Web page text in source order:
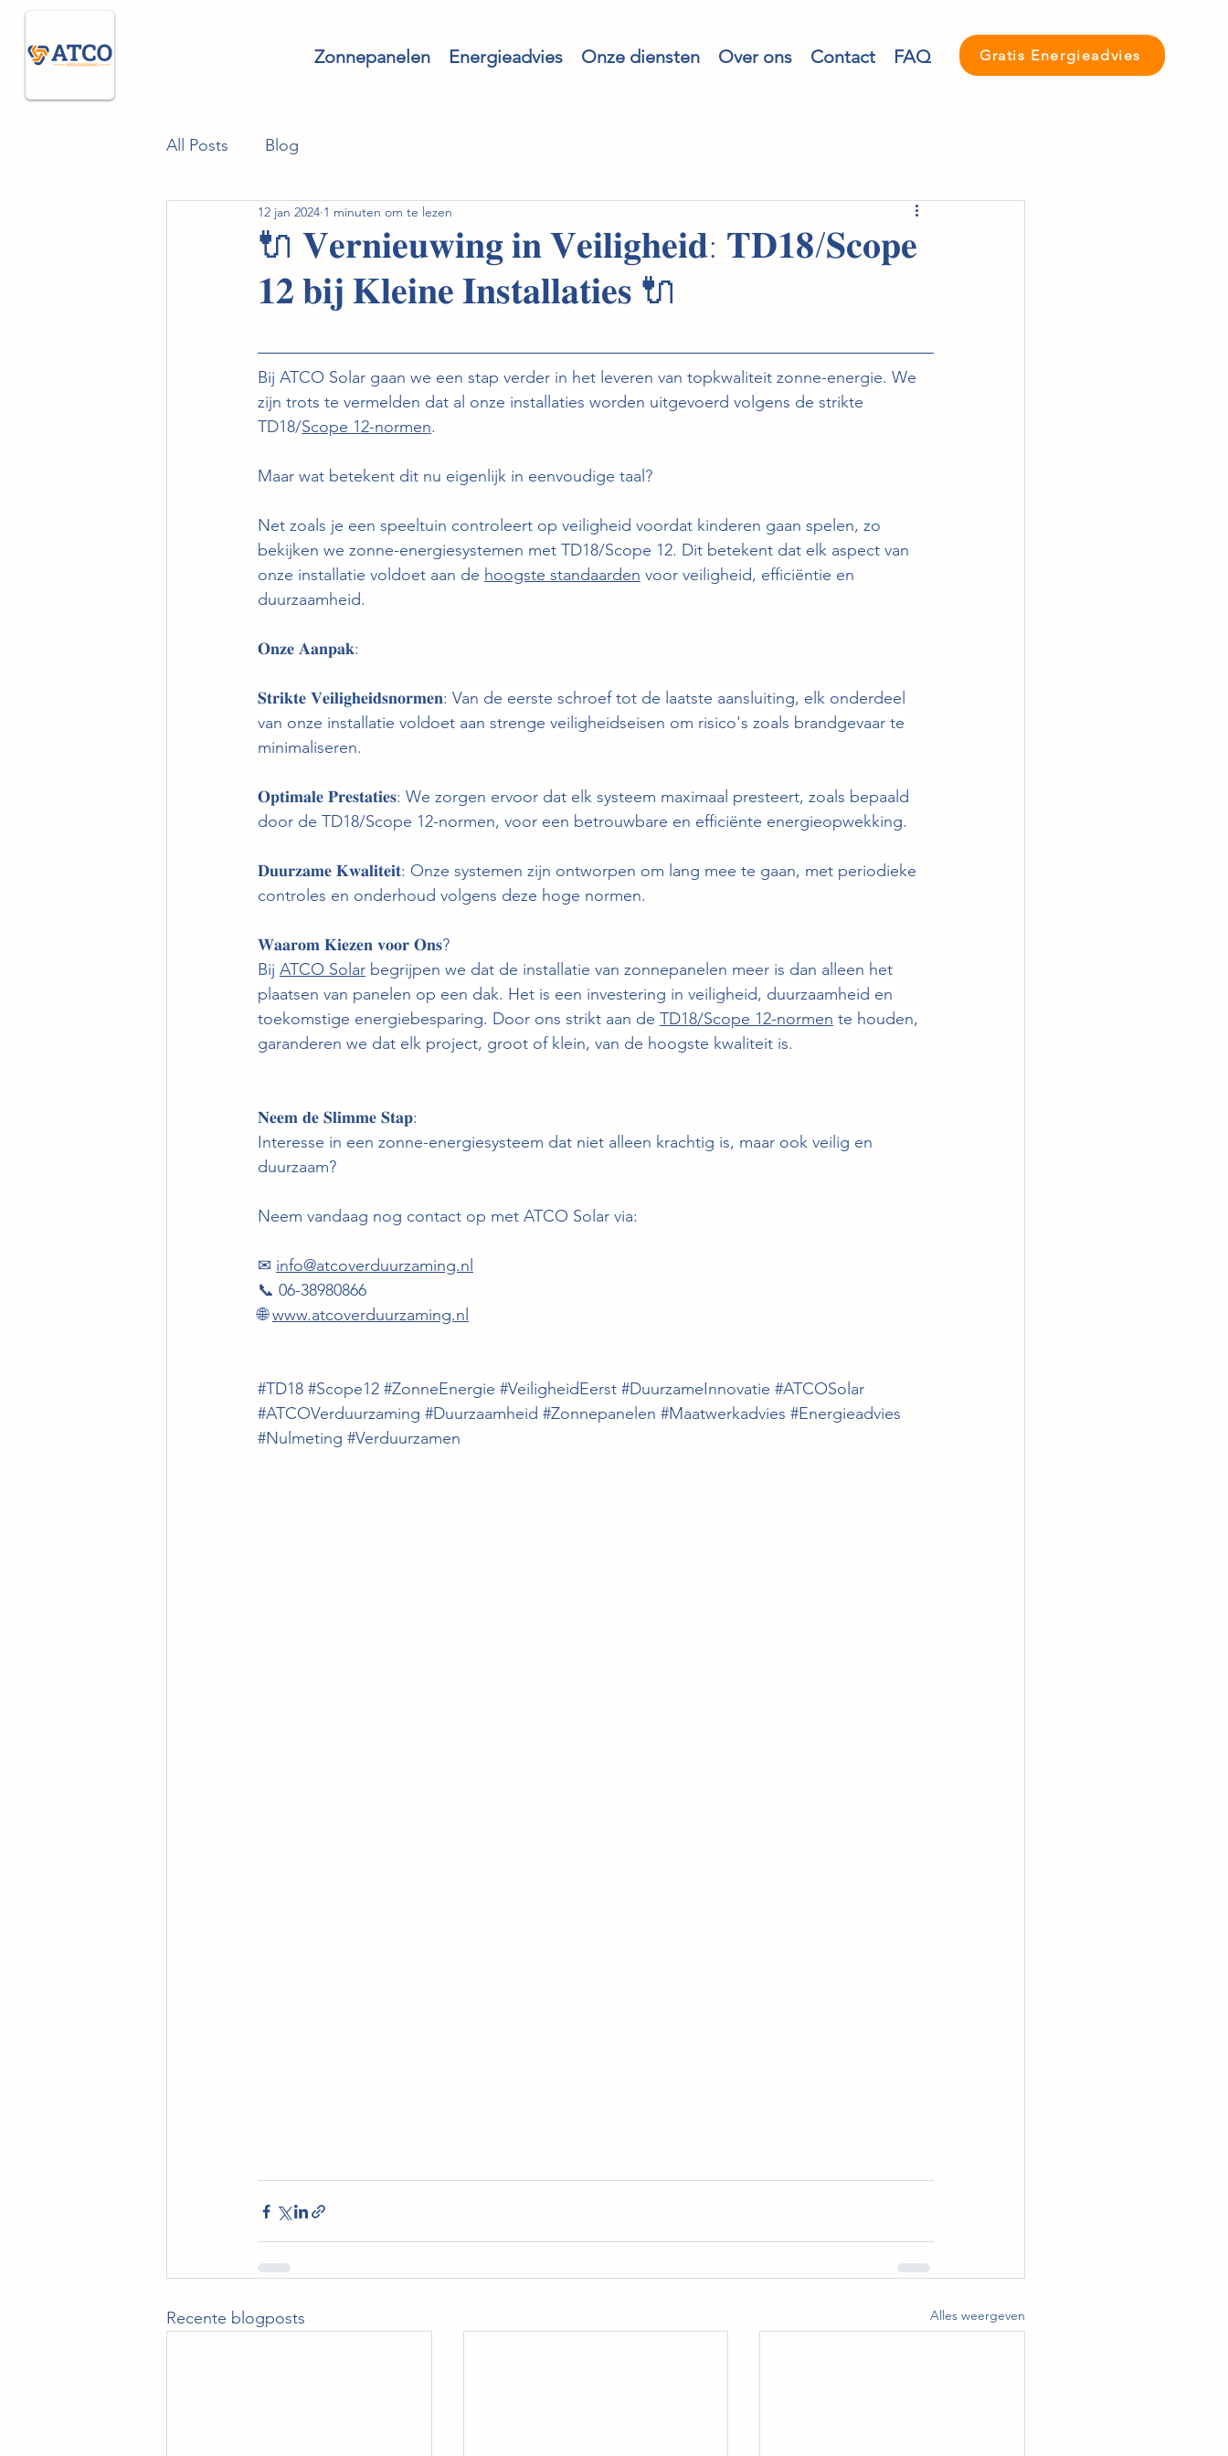
Zonnepanelen Energieadvies Onze diensten Over ons Contact FAQ Gratis Energieadvies
All Posts Blog
🔌 𝐕𝐞𝐫𝐧𝐢𝐞𝐮𝐰𝐢𝐧𝐠 𝐢𝐧 𝐕𝐞𝐢𝐥𝐢𝐠𝐡𝐞𝐢𝐝: 𝐓𝐃𝟏𝟖/𝐒𝐜𝐨𝐩𝐞
𝟏𝟐 𝐛𝐢𝐣 𝐊𝐥𝐞𝐢𝐧𝐞 𝐈𝐧𝐬𝐭𝐚𝐥𝐥𝐚𝐭𝐢𝐞𝐬 🔌
12 jan 2024 1 minuten om te lezen
Bij ATCO Solar gaan we een stap verder in het leveren van topkwaliteit zonne-energie. We
zijn trots te vermelden dat al onze installaties worden uitgevoerd volgens de strikte
TD18/Scope 12-normen.
Maar wat betekent dit nu eigenlijk in eenvoudige taal?
Net zoals je een speeltuin controleert op veiligheid voordat kinderen gaan spelen, zo
bekijken we zonne-energiesystemen met TD18/Scope 12. Dit betekent dat elk aspect van
onze installatie voldoet aan de hoogste standaarden voor veiligheid, efficiëntie en
duurzaamheid.
𝐎𝐧𝐳𝐞 𝐀𝐚𝐧𝐩𝐚𝐤:
𝐒𝐭𝐫𝐢𝐤𝐭𝐞 𝐕𝐞𝐢𝐥𝐢𝐠𝐡𝐞𝐢𝐝𝐬𝐧𝐨𝐫𝐦𝐞𝐧: Van de eerste schroef tot de laatste aansluiting, elk onderdeel
van onze installatie voldoet aan strenge veiligheidseisen om risico's zoals brandgevaar te
minimaliseren.
𝐎𝐩𝐭𝐢𝐦𝐚𝐥𝐞 𝐏𝐫𝐞𝐬𝐭𝐚𝐭𝐢𝐞𝐬: We zorgen ervoor dat elk systeem maximaal presteert, zoals bepaald
door de TD18/Scope 12-normen, voor een betrouwbare en efficiënte energieopwekking.
𝐃𝐮𝐮𝐫𝐳𝐚𝐦𝐞 𝐊𝐰𝐚𝐥𝐢𝐭𝐞𝐢𝐭: Onze systemen zijn ontworpen om lang mee te gaan, met periodieke
controles en onderhoud volgens deze hoge normen.
𝐖𝐚𝐚𝐫𝐨𝐦 𝐊𝐢𝐞𝐳𝐞𝐧 𝐯𝐨𝐨𝐫 𝐎𝐧𝐬?
Bij ATCO Solar begrijpen we dat de installatie van zonnepanelen meer is dan alleen het
plaatsen van panelen op een dak. Het is een investering in veiligheid, duurzaamheid en
toekomstige energiebesparing. Door ons strikt aan de TD18/Scope 12-normen te houden,
garanderen we dat elk project, groot of klein, van de hoogste kwaliteit is.
𝐍𝐞𝐞𝐦 𝐝𝐞 𝐒𝐥𝐢𝐦𝐦𝐞 𝐒𝐭𝐚𝐩:
Interesse in een zonne-energiesysteem dat niet alleen krachtig is, maar ook veilig en
duurzaam?
Neem vandaag nog contact op met ATCO Solar via:
✉ info@atcoverduurzaming.nl
📞 06-38980866
🌐 www.atcoverduurzaming.nl
#TD18 #Scope12 #ZonneEnergie #VeiligheidEerst #DuurzameInnovatie #ATCOSolar
#ATCOVerduurzaming #Duurzaamheid #Zonnepanelen #Maatwerkadvies #Energieadvies
#Nulmeting #Verduurzamen
Recente blogposts Alles weergeven